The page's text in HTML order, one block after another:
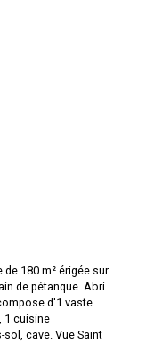
180 m² érigée sur
de pétanque. Abri
d'1 vaste
1 cuisine
sol, cave. Vue Saint